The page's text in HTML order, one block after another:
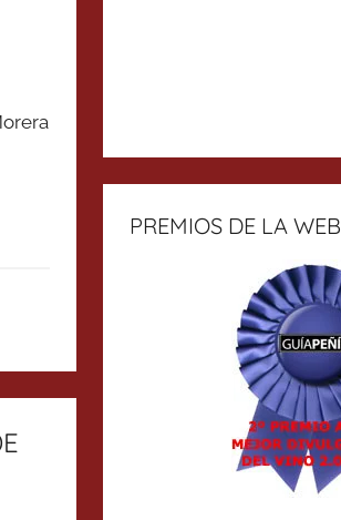
PREMIOS DE LA WEB